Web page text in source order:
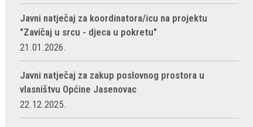
Javni natječaj za koordinatora/icu na projektu
"Zavičaj u srcu - djeca u pokretu"
21.01.2026.
Javni natječaj za zakup poslovnog prostora u
vlasništvu Općine Jasenovac
22.12.2025.